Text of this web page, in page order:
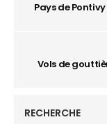
Pays de
Vols de
RECHERCHE